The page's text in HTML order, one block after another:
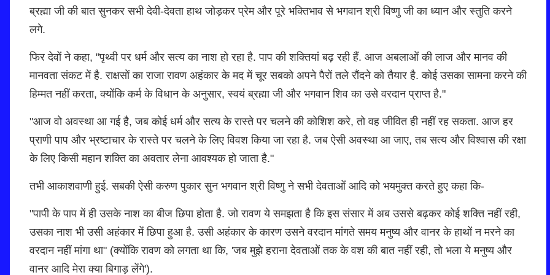
ब्रह्मा जी की बात सुनकर सभी देवी-देवता हाथ जोड़कर प्रेम और पूरे भक्तिभाव से भगवान श्री विष्णु जी का ध्यान और स्तुति करने
लगे.
फिर देवों ने कहा, "पृथ्वी पर धर्म और सत्य का नाश हो रहा है. पाप की शक्तियां बढ़ रही हैं. आज अबलाओं की लाज और मानव की
मानवता संकट में है. राक्षसों का राजा रावण अहंकार के मद में चूर सबको अपने पैरों तले रौंदने को तैयार है. कोई उसका सामना करने की
हिम्मत नहीं करता, क्योंकि कर्म के विधान के अनुसार, स्वयं ब्रह्मा जी और भगवान शिव का उसे वरदान प्राप्त है."
"आज वो अवस्था आ गई है, जब कोई धर्म और सत्य के रास्ते पर चलने की कोशिश करे, तो वह जीवित ही नहीं रह सकता. आज हर
प्राणी पाप और भ्रष्टाचार के रास्ते पर चलने के लिए विवश किया जा रहा है. जब ऐसी अवस्था आ जाए, तब सत्य और विश्वास की रक्षा
के लिए किसी महान शक्ति का अवतार लेना आवश्यक हो जाता है."
तभी आकाशवाणी हुई. सबकी ऐसी करुण पुकार सुन भगवान श्री विष्णु ने सभी देवताओं आदि को भयमुक्त करते हुए कहा कि-
"पापी के पाप में ही उसके नाश का बीज छिपा होता है. जो रावण ये समझता है कि इस संसार में अब उससे बढ़कर कोई शक्ति नहीं रही,
उसका नाश भी उसी अहंकार में छिपा हुआ है. उसी अहंकार के कारण उसने वरदान मांगते समय मनुष्य और वानर के हाथों न मरने का
वरदान नहीं मांगा था" (क्योंकि रावण को लगता था कि, 'जब मुझे हराना देवताओं तक के वश की बात नहीं रही, तो भला ये मनुष्य और
वानर आदि मेरा क्या बिगाड़ लेंगे').